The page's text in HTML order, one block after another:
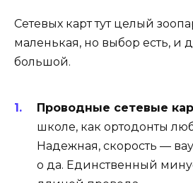
Сетевых карт тут целый
маленькая, но выбор есть, и
большой.
Проводные сетевые
школе, как ортодонты
Надежная, скорость —
о да. Единственный